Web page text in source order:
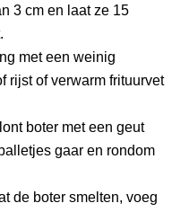
3 cm en laat ze 15
met een weinig
rijst of verwarm frituurvet
boter met een geut
gaar en rondom
de boter smelten, voeg